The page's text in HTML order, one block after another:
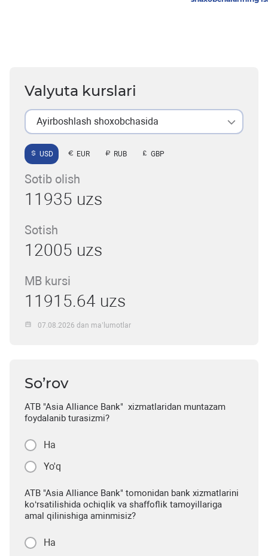
Valyuta kurslari
Ayirboshlash shoxobchasida
USD EUR RUB GBP
Sotib olish
11935 uzs
Sotish
12005 uzs
MB kursi
11915.64 uzs
07.08.2026 dan ma’lumotlar
So’rov
ATB "Asia Alliance Bank" xizmatlaridan muntazam
foydalanib turasizmi?
Ha
Yo'q
ATB "Asia Alliance Bank" tomonidan bank xizmatlarini
ko‘rsatilishida ochiqlik va shaffoflik tamoyillariga
amal qilinishiga aminmisiz?
Ha